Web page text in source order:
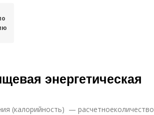
энергетическая
(калорийность) — расчетноеколичество